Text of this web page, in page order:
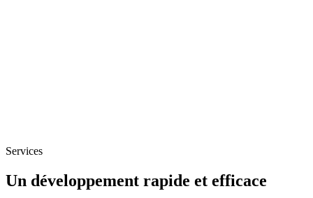
Services
Un développement rapide et efficace